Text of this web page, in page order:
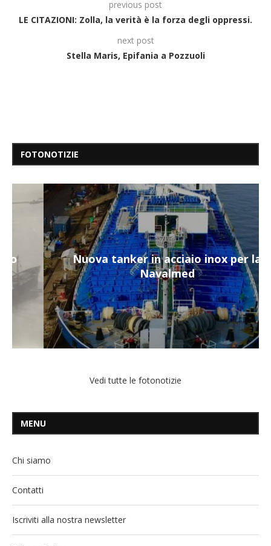
previous post
LE CITAZIONI: Zolla, la verità è la forza degli oppressi.
next post
Stella Maris, Epifania a Pozzuoli
FOTONOTIZIE
Nuova tanker in acciaio inox per la
Navalmed
Vedi tutte le fotonotizie
MENU
Chi siamo
Contatti
Iscriviti alla nostra newsletter